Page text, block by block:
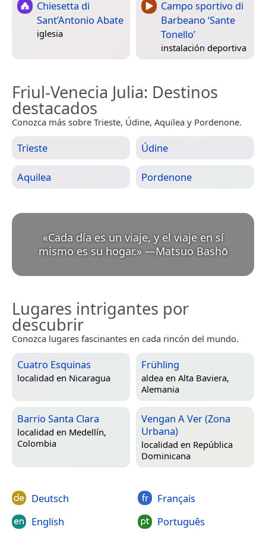
Chiesetta di
Sant’Antonio Abate
iglesia
Campo sportivo di
Barbeano ‘Sante
Tonello’
instalación deportiva
Friul-Venecia Julia: Destinos
destacados
Conozca más sobre Trieste, Údine, Aquilea y Pordenone.
Trieste Údine
Aquilea Pordenone
«Cada día es un viaje, y el viaje en sí
mismo es su hogar.» —Matsuo Bashō
Lugares intrigantes por
descubrir
Conozca lugares fascinantes en cada rincón del mundo.
Cuatro Esquinas
localidad en Nicaragua
Frühling
aldea en Alta Baviera,
Alemania
Barrio Santa Clara
localidad en Medellín,
Colombia
Vengan A Ver (Zona
Urbana)
localidad en República
Dominicana
Deutsch
English
Français
Português